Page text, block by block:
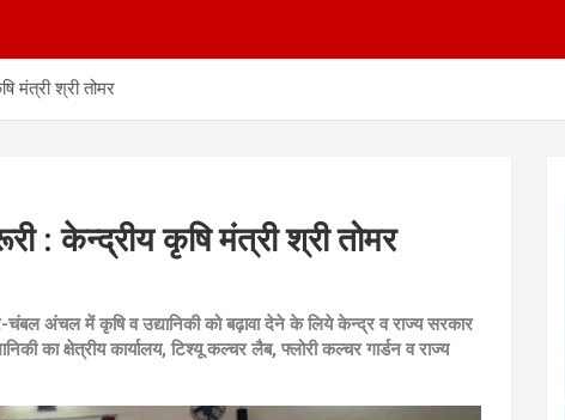
मंत्री श्री तोमर
: केन्द्रीय कृषि मंत्री श्री तोमर
चंबल अंचल में कृषि व उद्यानिकी को बढ़ावा देने के लिये केन्द्र व राज्य सरकार
का क्षेत्रीय कार्यालय, टिश्यू कल्चर लैब, फ्लोरी कल्चर गार्डन व राज्य